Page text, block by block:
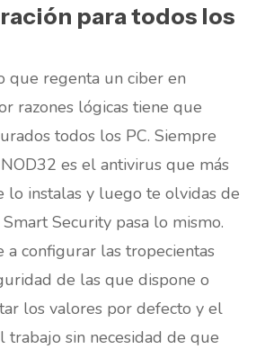
para todos los
que regenta un ciber en
razones lógicas tiene que
todos los PC. Siempre
es el antivirus que más
lo instalas y luego te olvidas de
Smart Security pasa lo mismo.
a configurar las tropecientas
de las que dispone o
los valores por defecto y el
trabajo sin necesidad de que